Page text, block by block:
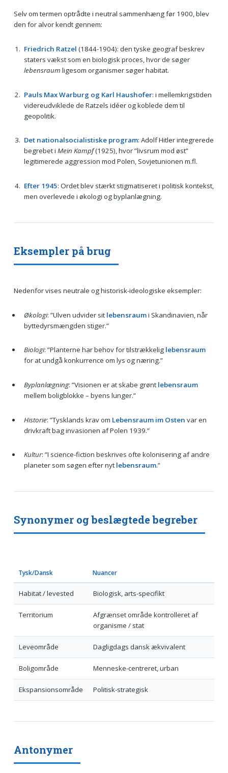
Selv om termen optrådte i neutral sammenhæng før 1900, blev
den for alvor kendt gennem:
Friedrich Ratzel (1844-1904): den tyske geograf beskrev
staters vækst som en biologisk proces, hvor de søger
lebensraum ligesom organismer søger habitat.
Pauls Max Warburg og Karl Haushofer: i mellemkrigstiden
videreudviklede de Ratzels idéer og koblede dem til
geopolitik.
Det nationalsocialistiske program: Adolf Hitler integrerede
begrebet i Mein Kampf(1925), hvor ”livsrum mod øst”
legitimerede aggression mod Polen, Sovjetunionen m.fl.
Efter 1945: Ordet blev stærkt stigmatiseret i politisk kontekst,
men overlevede i økologi og byplanlægning.
Eksempler på brug
Nedenfor vises neutrale og historisk-ideologiske eksempler:
Økologi: ”Ulven udvider sit lebensraumi Skandinavien, når
byttedyrsmængden stiger.”
Biologi: ”Planterne har behov for tilstrækkelig lebensraum
for at undgå konkurrence om lys og næring.”
Byplanlægning: ”Visionen er at skabe grønt lebensraum
mellem boligblokke – byens lunger.”
Historie: ”Tysklands krav om Lebensraum im Osten var en
drivkraft bag invasionen af Polen 1939.”
Kultur: ”I science-fiction beskrives ofte kolonisering af andre
planeter som søgen efter nyt lebensraum.”
Synonymer og beslægtede begreber
Tysk/Dansk Nuancer
Habitat / levested Biologisk, arts-specifikt
Territorium
Afgrænset område kontrolleret af
organisme / stat
Leveområde Dagligdags dansk ækvivalent
Boligområde Menneske-centreret, urban
Ekspansionsområde Politisk-strategisk
Antonymer